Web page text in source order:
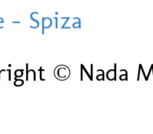
- Spiza
© Nada